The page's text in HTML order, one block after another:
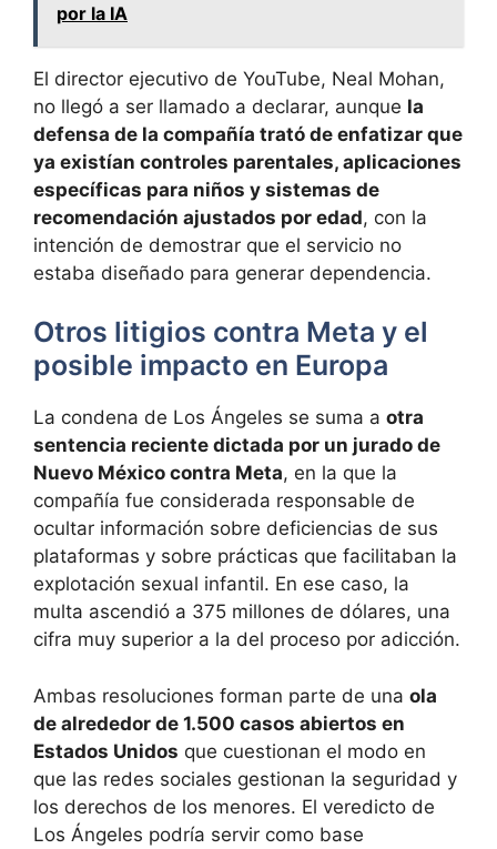
por la IA
El director ejecutivo de YouTube, Neal Mohan,
no llegó a ser llamado a declarar, aunque la
defensa de la compañía trató de enfatizar que
ya existían controles parentales, aplicaciones
específicas para niños y sistemas de
recomendación ajustados por edad, con la
intención de demostrar que el servicio no
estaba diseñado para generar dependencia.
Otros litigios contra Meta y el
posible impacto en Europa
La condena de Los Ángeles se suma a otra
sentencia reciente dictada por un jurado de
Nuevo México contra Meta, en la que la
compañía fue considerada responsable de
ocultar información sobre deficiencias de sus
plataformas y sobre prácticas que facilitaban la
explotación sexual infantil. En ese caso, la
multa ascendió a 375 millones de dólares, una
cifra muy superior a la del proceso por adicción.
Ambas resoluciones forman parte de una ola
de alrededor de 1.500 casos abiertos en
Estados Unidos que cuestionan el modo en
que las redes sociales gestionan la seguridad y
los derechos de los menores. El veredicto de
Los Ángeles podría servir como base